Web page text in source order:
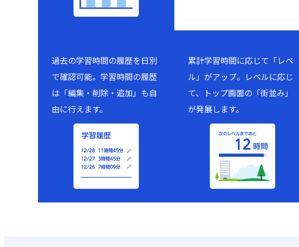
累計学習時間に応じて「レベ
ル」がアップ。レベルに応じ
て、トップ画面の「街並み」
が発展します。
過去の学習時間の履歴を日別
で確認可能。学習時間の履歴
は「編集・削除・追加」も自
由に行えます。